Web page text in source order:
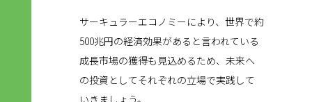
サーキュラーエコノミーにより、世界で約
500兆円の経済効果があると言われている
成長市場の獲得も見込めるため、未来へ
の投資としてそれぞれの立場で実践して